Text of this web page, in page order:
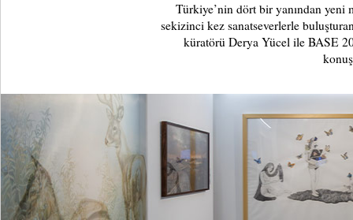
Türkiye’nin dört bir yanından yeni
sekizinci kez sanatseverlerle
küratörü Derya Yücel ile BASE